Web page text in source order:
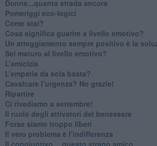
Donne...quanta strada ancora
​Pomeriggi eco-logici
​Come stai?
Cosa significa guarire a livello emotivo?
​Un atteggiamento sempre positivo è la
​Sei maturo al livello emotivo?
​L’amicizia
​L’empatia da sola basta?
​Cavalcare l’urgenza? No grazie!
Ripartire
​Ci rivediamo a settembre!
​Il ruolo degli attivatori del benessere
​Forse siamo troppo liberi
​Il vero problema è l’indifferenza
​Il congiuntivo… questo strano amico